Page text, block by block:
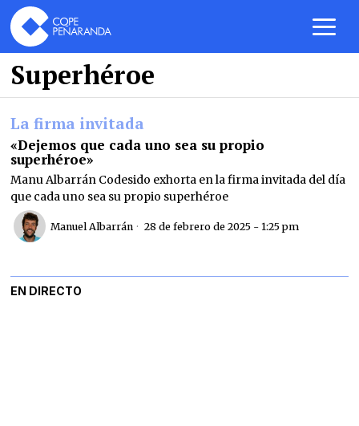
Superhéroe
La firma invitada
«Dejemos que cada uno sea su propio
superhéroe»
Manu Albarrán Codesido exhorta en la firma invitada del día
que cada uno sea su propio superhéroe
Manuel Albarrán 28 de febrero de 2025 - 1:25 pm
EN DIRECTO